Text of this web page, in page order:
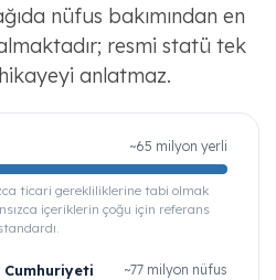
nüfus bakımından en
resmi statü tek
anlatmaz.
~65 milyon yerli
ticari gerekliliklerine tabi olmak
içeriklerin çoğu için referans
~77 milyon nüfus